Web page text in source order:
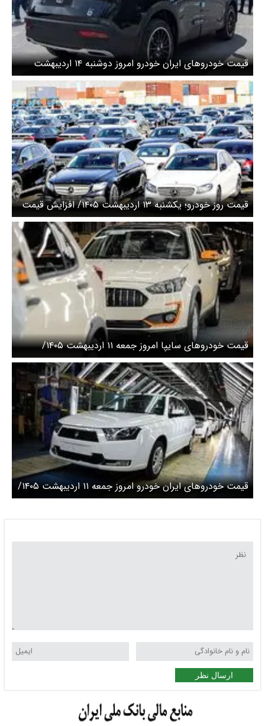
قیمت خودرو‌های ایران خودرو امروز دوشنبه ۱۴ اردیبهشت
۱۴۰۵ + جدول
قیمت روز خودرو؛ یکشنبه ۱۳ اردیبهشت ۱۴۰۵/ افزایش قیمت
خودرو متوقف شد
قیمت خودرو‌های سایپا امروز جمعه ۱۱ اردیبهشت ۱۴۰۵/
اطلس امروز چند؟ + جدول
قیمت خودرو‌های ایران خودرو امروز جمعه ۱۱ اردیبهشت ۱۴۰۵/
دنا امروز چند؟ + جدول
ارسال نظر